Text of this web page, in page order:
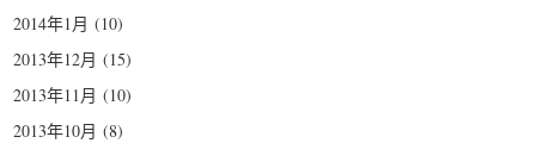
2014年1月 (10)
2013年12月 (15)
2013年11月 (10)
2013年10月 (8)